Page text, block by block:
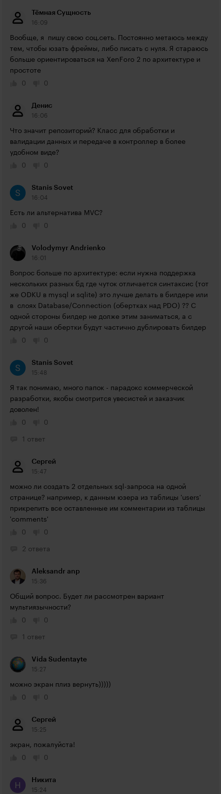
Тёмная Сущность
16:09
Вообще, я  пишу свою соц.сеть. Постоянно метаюсь между
тем, чтобы юзать фреймы, либо писать с нуля. Я стараюсь
больше ориентироваться на XenForo 2 по архитектуре и
простоте
0
0
Денис
16:06
Что значит репозиторий? Класс для обработки и
валидации данных и передаче в контроллер в более
удобном виде?
0
0
Stanis Sovet
16:04
Есть ли альтернатива MVC?
0
0
Volodymyr Andrienko
16:01
Вопрос больше по архитектуре: если нужна поддержка
нескольких разных бд где чуток отличается синтаксис (тот
же ODKU в mysql и sqlite) это лучше делать в билдере или
в  слоях Database/Connection (обертках над PDO) ?? С
одной стороны билдер не долже этим заниматься, а с
другой наши обертки будут частично дублировать билдер
0
0
Stanis Sovet
15:48
Я так понимаю, много папок - парадокс коммерческой
разработки, якобы смотрится увесистей и заказчик
доволен!
0
0
1 ответ
Сергей
15:47
можно ли создать 2 отдельных sql-запроса на одной
странице? например, к данным юзера из таблицы 'users'
прикрепить все оставленные им комментарии из таблицы
'comments'
0
0
2 ответа
Aleksandr anp
15:36
Общий вопрос. Будет ли рассмотрен вариант
мультиязычности?
0
0
1 ответ
Vida Sudentayte
15:27
можно экран плиз вернуть)))))
0
0
Сергей
15:25
экран, пожалуйста!
0
0
Никита
15:24